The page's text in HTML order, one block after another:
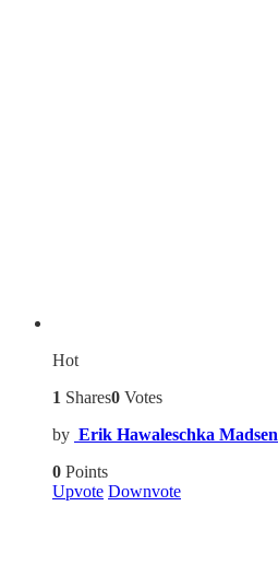
Hot
1 Shares0 Votes
by Erik Hawaleschka Madsen
0 Points
Upvote Downvote